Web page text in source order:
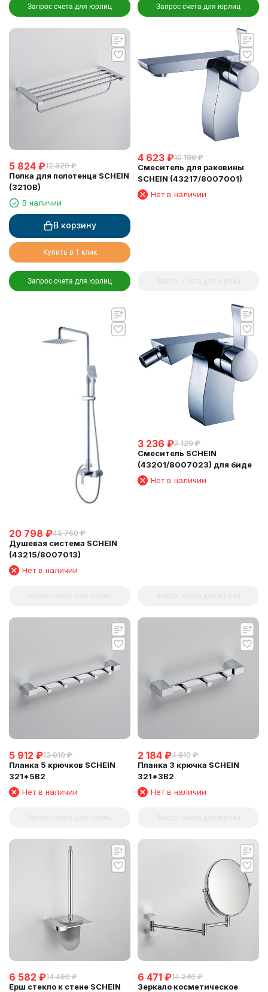
Запрос счета для юрлиц Запрос счета для юрлиц
5 824 ₽12 820 ₽
Полка для полотенца SCHEIN
(3210B)
В наличии
В корзину
Купить в 1 клик
Запрос счета для юрлиц
4 623 ₽10 180 ₽
Смеситель для раковины
SCHEIN (43217/8007001)
Нет в наличии
20 798 ₽45 760 ₽
Душевая система SCHEIN
(43215/8007013)
Нет в наличии
3 236 ₽7 120 ₽
Смеситель SCHEIN
(43201/8007023) для биде
Нет в наличии
5 912 ₽13 010 ₽
Планка 5 крючков SCHEIN
321*5B2
Нет в наличии
2 184 ₽4 810 ₽
Планка 3 крючка SCHEIN
321*3B2
Нет в наличии
6 582 ₽14 490 ₽
Ерш стекло к стене SCHEIN
6 471 ₽14 240 ₽
Зеркало косметическое